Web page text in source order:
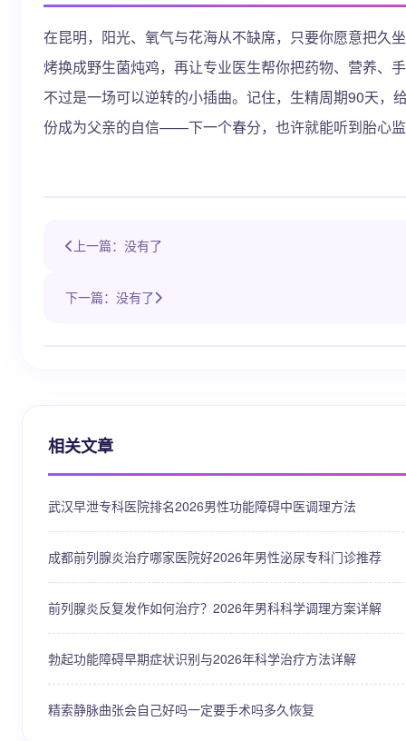
在昆明，阳光、氧气与花海从不缺席，只要你愿意把久
烤换成野生菌炖鸡，再让专业医生帮你把药物、营养、
不过是一场可以逆转的小插曲。记住，生精周期90天，
份成为父亲的自信——下一个春分，也许就能听到胎心
上一篇：没有了
下一篇：没有了
相关文章
武汉早泄专科医院排名2026男性功能障碍中医调理方法
成都前列腺炎治疗哪家医院好2026年男性泌尿专科门诊推荐
前列腺炎反复发作如何治疗？2026年男科科学调理方案详解
勃起功能障碍早期症状识别与2026年科学治疗方法详解
精索静脉曲张会自己好吗一定要手术吗多久恢复